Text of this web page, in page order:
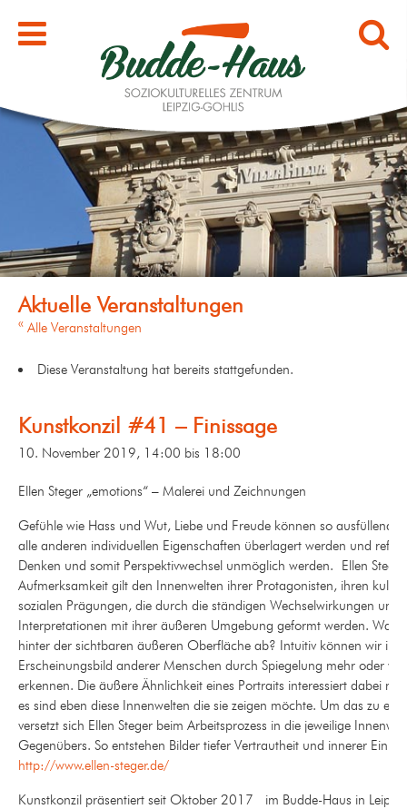
« Alle Veranstaltungen
Diese Veranstaltung hat bereits stattgefunden.
Kunstkonzil #41 – Finissage
10. November 2019, 14:00 bis 18:00
Ellen Steger „emotions“ – Malerei und Zeichnungen
Gefühle wie Hass und Wut, Liebe und Freude können so ausfüllend
alle anderen individuellen Eigenschaften überlagert werden und
Denken und somit Perspektivwechsel unmöglich werden. Ellen
Aufmerksamkeit gilt den Innenwelten ihrer Protagonisten, ihren
sozialen Prägungen, die durch die ständigen Wechselwirkungen und
Interpretationen mit ihrer äußeren Umgebung geformt werden. Was
hinter der sichtbaren äußeren Oberfläche ab? Intuitiv können wir im
Erscheinungsbild anderer Menschen durch Spiegelung mehr oder
erkennen. Die äußere Ähnlichkeit eines Portraits interessiert dabei
es sind eben diese Innenwelten die sie zeigen möchte. Um das zu
versetzt sich Ellen Steger beim Arbeitsprozess in die jeweilige
Gegenübers. So entstehen Bilder tiefer Vertrautheit und innerer
http://www.ellen-steger.de/
Kunstkonzil präsentiert seit Oktober 2017 im Budde-Haus in